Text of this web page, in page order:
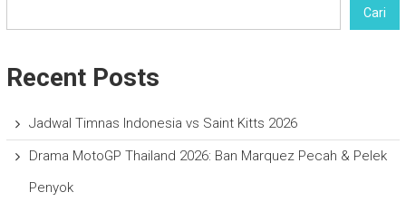
Cari
Recent Posts
Jadwal Timnas Indonesia vs Saint Kitts 2026
Drama MotoGP Thailand 2026: Ban Marquez Pecah & Pelek
Penyok